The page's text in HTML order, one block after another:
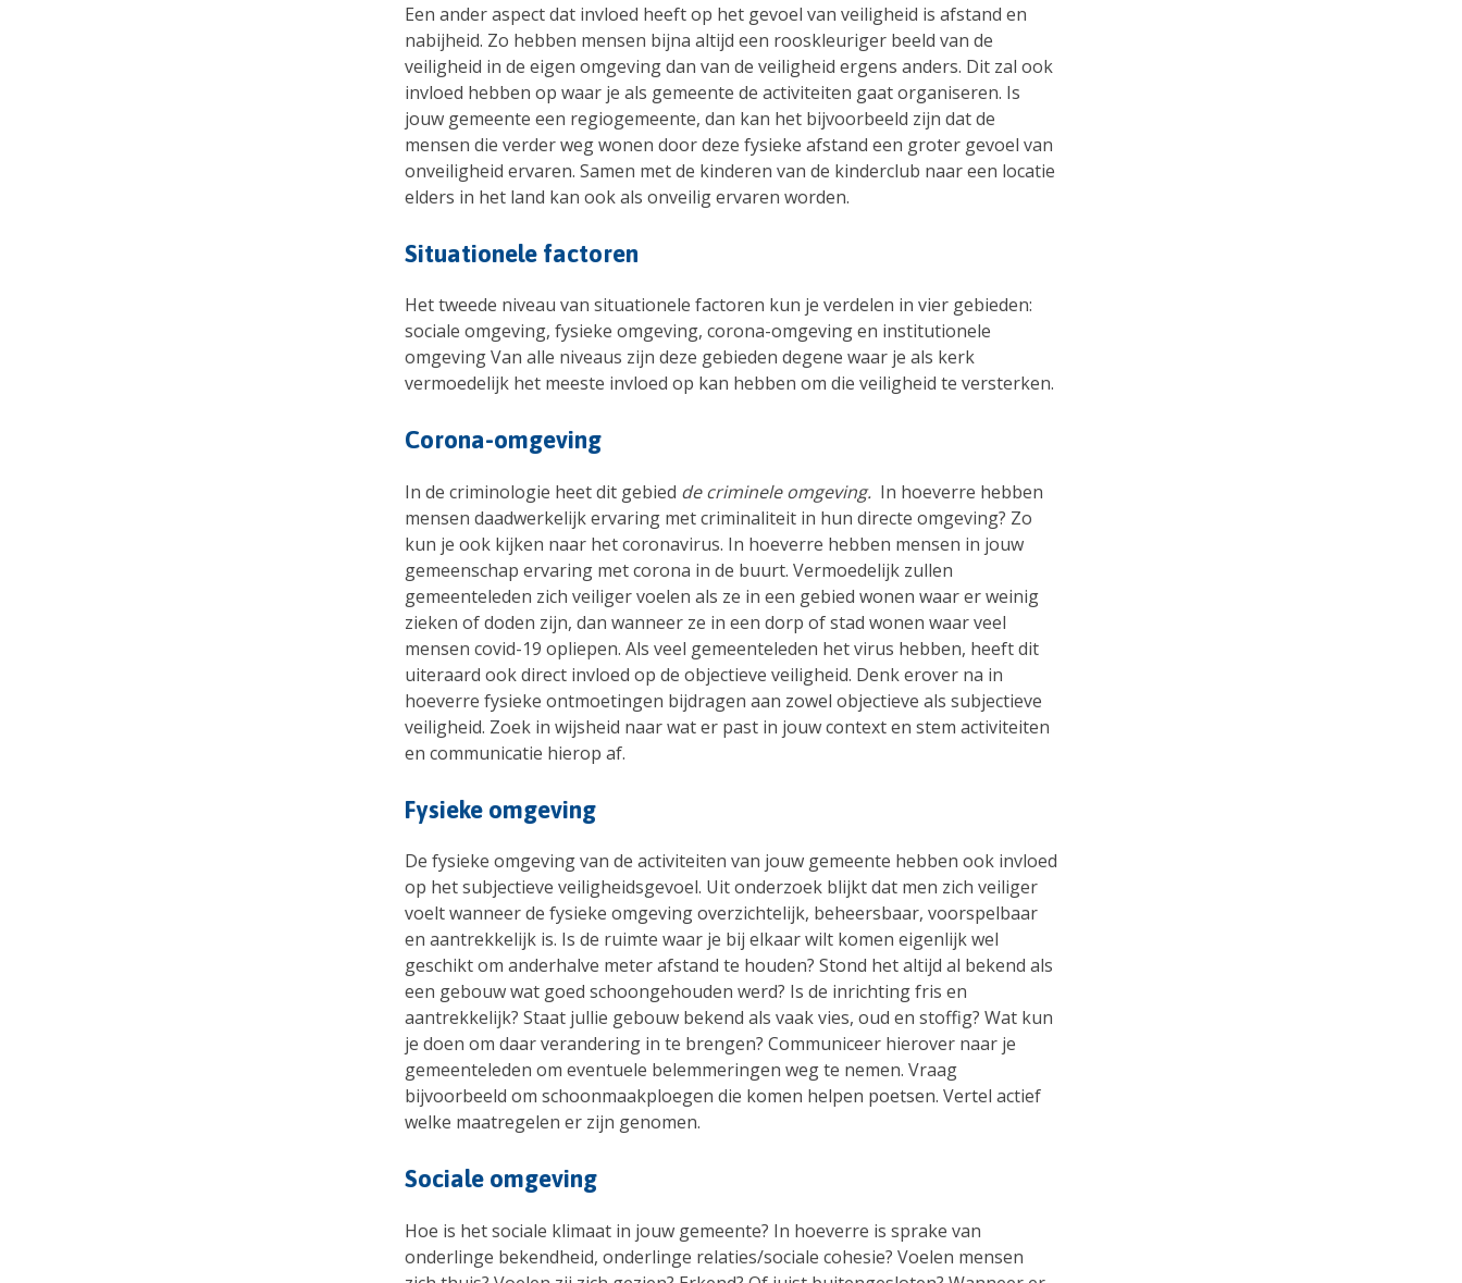
Een ander aspect dat invloed heeft op het gevoel van veiligheid is afstand en
nabijheid. Zo hebben mensen bijna altijd een rooskleuriger beeld van de
veiligheid in de eigen omgeving dan van de veiligheid ergens anders. Dit zal ook
invloed hebben op waar je als gemeente de activiteiten gaat organiseren. Is
jouw gemeente een regiogemeente, dan kan het bijvoorbeeld zijn dat de
mensen die verder weg wonen door deze fysieke afstand een groter gevoel van
onveiligheid ervaren. Samen met de kinderen van de kinderclub naar een locatie
elders in het land kan ook als onveilig ervaren worden.
Situationele factoren
Het tweede niveau van situationele factoren kun je verdelen in vier gebieden:
sociale omgeving, fysieke omgeving, corona-omgeving en institutionele
omgeving Van alle niveaus zijn deze gebieden degene waar je als kerk
vermoedelijk het meeste invloed op kan hebben om die veiligheid te versterken.
Corona-omgeving
In de criminologie heet dit gebied de criminele omgeving. In hoeverre hebben
mensen daadwerkelijk ervaring met criminaliteit in hun directe omgeving? Zo
kun je ook kijken naar het coronavirus. In hoeverre hebben mensen in jouw
gemeenschap ervaring met corona in de buurt. Vermoedelijk zullen
gemeenteleden zich veiliger voelen als ze in een gebied wonen waar er weinig
zieken of doden zijn, dan wanneer ze in een dorp of stad wonen waar veel
mensen covid-19 opliepen. Als veel gemeenteleden het virus hebben, heeft dit
uiteraard ook direct invloed op de objectieve veiligheid. Denk erover na in
hoeverre fysieke ontmoetingen bijdragen aan zowel objectieve als subjectieve
veiligheid. Zoek in wijsheid naar wat er past in jouw context en stem activiteiten
en communicatie hierop af.
Fysieke omgeving
De fysieke omgeving van de activiteiten van jouw gemeente hebben ook invloed
op het subjectieve veiligheidsgevoel. Uit onderzoek blijkt dat men zich veiliger
voelt wanneer de fysieke omgeving overzichtelijk, beheersbaar, voorspelbaar
en aantrekkelijk is. Is de ruimte waar je bij elkaar wilt komen eigenlijk wel
geschikt om anderhalve meter afstand te houden? Stond het altijd al bekend als
een gebouw wat goed schoongehouden werd? Is de inrichting fris en
aantrekkelijk? Staat jullie gebouw bekend als vaak vies, oud en stoffig? Wat kun
je doen om daar verandering in te brengen? Communiceer hierover naar je
gemeenteleden om eventuele belemmeringen weg te nemen. Vraag
bijvoorbeeld om schoonmaakploegen die komen helpen poetsen. Vertel actief
welke maatregelen er zijn genomen.
Sociale omgeving
Hoe is het sociale klimaat in jouw gemeente? In hoeverre is sprake van
onderlinge bekendheid, onderlinge relaties/sociale cohesie? Voelen mensen